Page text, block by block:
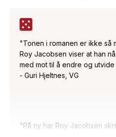
"Tonen i romanen er ikke så
Roy Jacobsen viser at han
med mot til å endre og
- Guri Hjeltnes, VG
"På ny har Roy Jacobsen